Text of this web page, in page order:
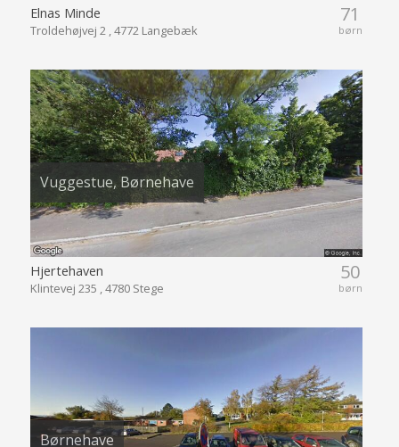
71
børn
Elnas Minde
Troldehøjvej 2 , 4772 Langebæk
Vuggestue, Børnehave
50
børn
Hjertehaven
Klintevej 235 , 4780 Stege
Børnehave